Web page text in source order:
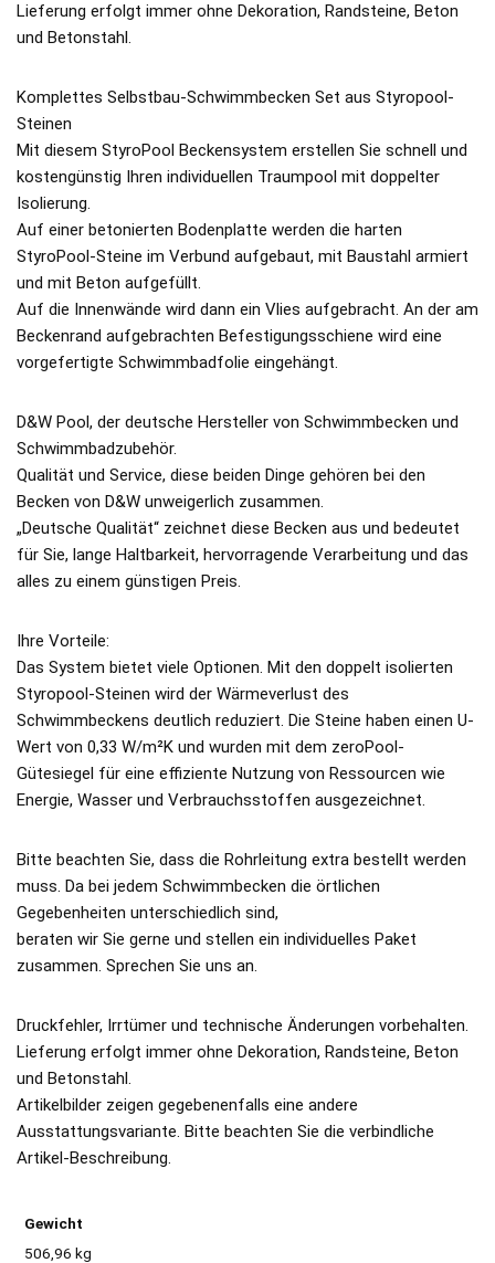
Lieferung erfolgt immer ohne Dekoration, Randsteine, Beton
und Betonstahl.
Komplettes Selbstbau-Schwimmbecken Set aus Styropool-
Steinen
Mit diesem StyroPool Beckensystem erstellen Sie schnell und
kostengünstig Ihren individuellen Traumpool mit doppelter
Isolierung.
Auf einer betonierten Bodenplatte werden die harten
StyroPool-Steine im Verbund aufgebaut, mit Baustahl armiert
und mit Beton aufgefüllt.
Auf die Innenwände wird dann ein Vlies aufgebracht. An der am
Beckenrand aufgebrachten Befestigungsschiene wird eine
vorgefertigte Schwimmbadfolie eingehängt.
D&W Pool, der deutsche Hersteller von Schwimmbecken und
Schwimmbadzubehör.
Qualität und Service, diese beiden Dinge gehören bei den
Becken von D&W unweigerlich zusammen.
„Deutsche Qualität“ zeichnet diese Becken aus und bedeutet
für Sie, lange Haltbarkeit, hervorragende Verarbeitung und das
alles zu einem günstigen Preis.
Ihre Vorteile:
Das System bietet viele Optionen. Mit den doppelt isolierten
Styropool-Steinen wird der Wärmeverlust des
Schwimmbeckens deutlich reduziert. Die Steine haben einen U-
Wert von 0,33 W/m²K und wurden mit dem zeroPool-
Gütesiegel für eine effiziente Nutzung von Ressourcen wie
Energie, Wasser und Verbrauchsstoffen ausgezeichnet.
Bitte beachten Sie, dass die Rohrleitung extra bestellt werden
muss. Da bei jedem Schwimmbecken die örtlichen
Gegebenheiten unterschiedlich sind,
beraten wir Sie gerne und stellen ein individuelles Paket
zusammen. Sprechen Sie uns an.
Druckfehler, Irrtümer und technische Änderungen vorbehalten.
Lieferung erfolgt immer ohne Dekoration, Randsteine, Beton
und Betonstahl.
Artikelbilder zeigen gegebenenfalls eine andere
Ausstattungsvariante. Bitte beachten Sie die verbindliche
Artikel-Beschreibung.
Gewicht
506,96 kg